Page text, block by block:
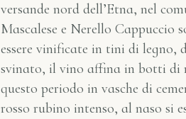
versande nord dell’Etna, nel
Mascalese e Nerello Cappuccio
essere vinificate in tini di legno,
svinato, il vino affina in botti di
questo periodo in vasche di
rosso rubino intenso, al naso si